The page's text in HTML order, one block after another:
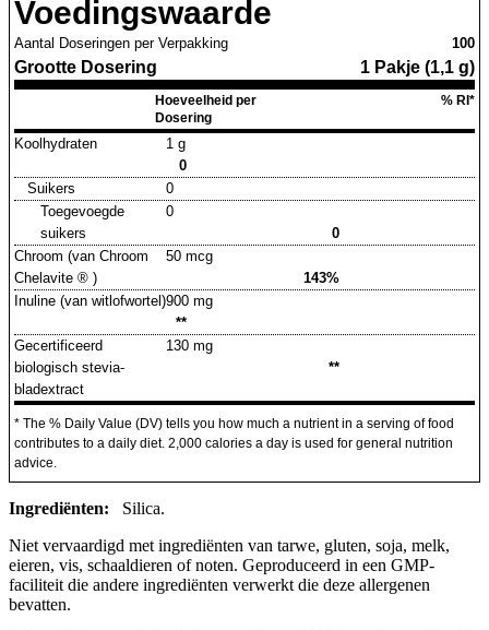
Voedingswaarde
Aantal Doseringen per Verpakking 100
Grootte Dosering 1 Pakje (1,1 g)
Hoeveelheid per
Dosering
% RI*
Koolhydraten
1 g
0
Suikers
0
Toegevoegde
suikers
0
0
Chroom (van Chroom
Chelavite ® )
50 mcg
143%
Inuline (van witlofwortel)900 mg
**
Gecertificeerd
biologisch stevia-
bladextract
130 mg
**
* The % Daily Value (DV) tells you how much a nutrient in a serving of food
contributes to a daily diet. 2,000 calories a day is used for general nutrition
advice.
Ingrediënten:
Silica.
Niet vervaardigd met ingrediënten van tarwe, gluten, soja, melk,
eieren, vis, schaaldieren of noten. Geproduceerd in een GMP-
faciliteit die andere ingrediënten verwerkt die deze allergenen
bevatten.